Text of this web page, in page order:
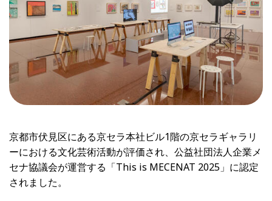
京都市伏見区にある京セラ本社ビル1階の京セラギャラリ
ーにおける文化芸術活動が評価され、公益社団法人企業メ
セナ協議会が運営する「This is MECENAT 2025」に認定
されました。